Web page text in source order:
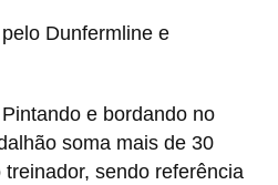
Dunfermline e
Pintando e bordando no
soma mais de 30
sendo referência